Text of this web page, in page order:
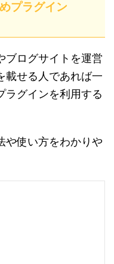
プラグイン
ブログサイトを運営
載せる人であれば一
ラグインを利用する
や使い方をわかりや